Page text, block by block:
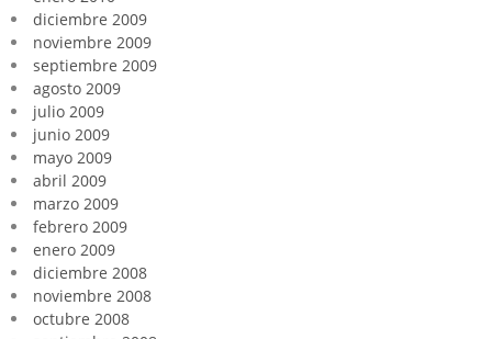
diciembre 2009
noviembre 2009
septiembre 2009
agosto 2009
julio 2009
junio 2009
mayo 2009
abril 2009
marzo 2009
febrero 2009
enero 2009
diciembre 2008
noviembre 2008
octubre 2008